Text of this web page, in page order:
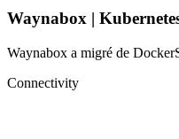
Waynabox |
Waynabox a migré de
Connectivity